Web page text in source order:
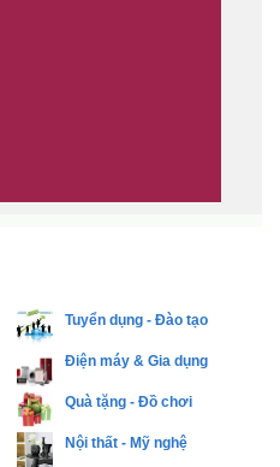
Tuyển dụng - Đào tạo
Điện máy & Gia dụng
Quà tặng - Đồ chơi
Nội thất - Mỹ nghệ